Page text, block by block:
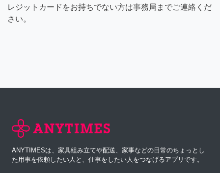
レジットカードをお持ちでない方は事務局までご連絡くだ
さい。
ANYTIMESは、家具組み立てや配送、家事などの日常のちょっとし
た用事を依頼したい人と、仕事をしたい人をつなげるアプリです。